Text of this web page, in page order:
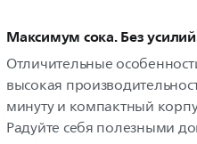
Максимум сока. Без
Отличительные
высокая
минуту и компактный
Радуйте себя полезными